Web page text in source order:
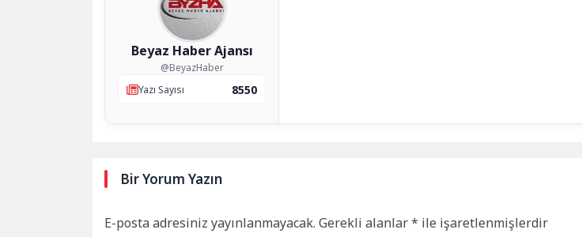
Beyaz Haber Ajansı
@BeyazHaber
Yazı Sayısı
8550
Bir Yorum Yazın
E-posta adresiniz yayınlanmayacak. Gerekli alanlar* ile işaretlenmişlerdir